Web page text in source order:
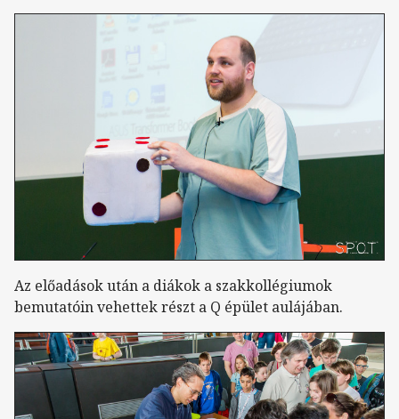
Az előadások után a diákok a szakkollégiumok
bemutatóin vehettek részt a Q épület aulájában.